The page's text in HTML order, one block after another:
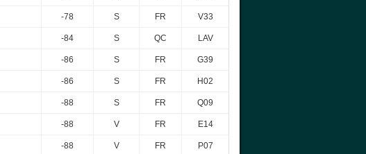
-78 S FR V33
-84 S QC LAV
-86 S FR G39
-86 S FR H02
-88 S FR Q09
-88 V FR E14
-88 V FR P07